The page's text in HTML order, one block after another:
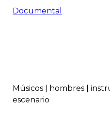
Documental
Músicos hombres
escenario